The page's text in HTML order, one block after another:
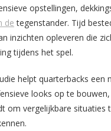
opstellingen,
de tegenstander. Tijd
inzichten opleveren die
tijdens het spel.
helpt quarterbacks een
looks op te
om vergelijkbare situaties